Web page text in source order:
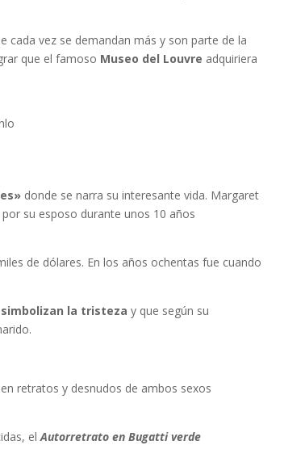
vez se demandan más y son parte de la
que el famoso Museo del Louvre adquiriera
donde se narra su interesante vida. Margaret
su esposo durante unos 10 años
de dólares. En los años ochentas fue cuando
la tristeza y que según su
retratos y desnudos de ambos sexos
elAutorretrato en Bugatti verde